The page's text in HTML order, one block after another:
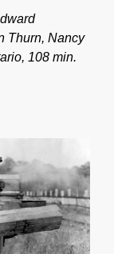
Thurn, Nancy
108 min.